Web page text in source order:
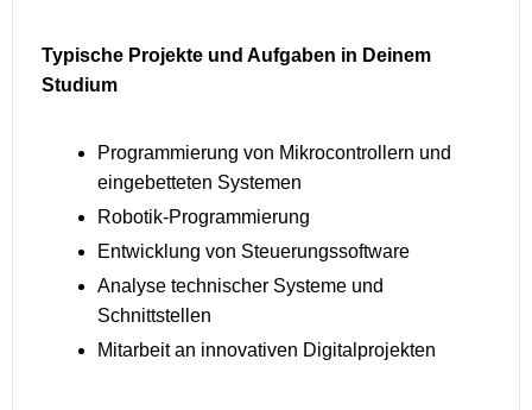
Typische Projekte und Aufgaben in Deinem
Studium
Programmierung von Mikrocontrollern und
eingebetteten Systemen
Robotik-Programmierung
Entwicklung von Steuerungssoftware
Analyse technischer Systeme und
Schnittstellen
Mitarbeit an innovativen Digitalprojekten